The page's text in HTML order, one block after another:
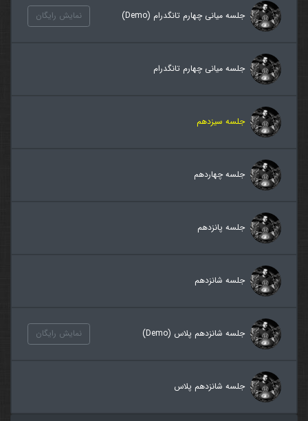
جلسه میانی چهارم تانگدرام (Demo) نمایش رایگان
جلسه میانی چهارم تانگدرام
جلسه سیزدهم
جلسه چهاردهم
جلسه پانزدهم
جلسه شانزدهم
جلسه شانزدهم پلاس (Demo) نمایش رایگان
جلسه شانزدهم پلاس